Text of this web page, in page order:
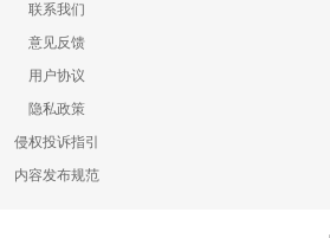
联系我们
意见反馈
用户协议
隐私政策
侵权投诉指引
内容发布规范